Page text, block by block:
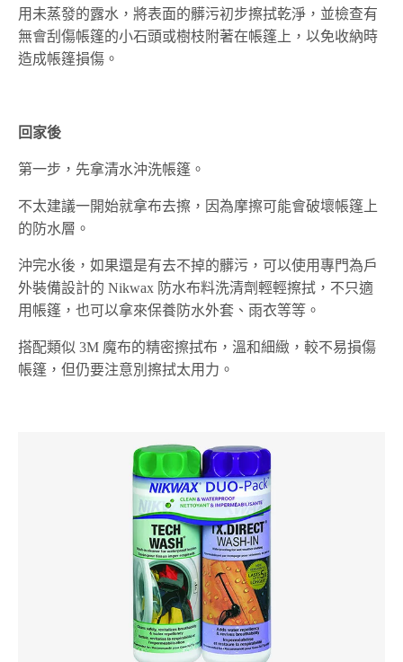
用未蒸發的露水，將表面的髒污初步擦拭乾淨，並檢查有
無會刮傷帳篷的小石頭或樹枝附著在帳篷上，以免收納時
造成帳篷損傷。
回家後
第一步，先拿清水沖洗帳篷。
不太建議一開始就拿布去擦，因為摩擦可能會破壞帳篷上
的防水層。
沖完水後，如果還是有去不掉的髒污，可以使用專門為戶
外裝備設計的 Nikwax 防水布料洗清劑輕輕擦拭，不只適
用帳篷，也可以拿來保養防水外套、雨衣等等。
搭配類似 3M 魔布的精密擦拭布，溫和細緻，較不易損傷
帳篷，但仍要注意別擦拭太用力。